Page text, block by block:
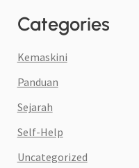
Categories
Kemaskini
Panduan
Sejarah
Self-Help
Uncategorized